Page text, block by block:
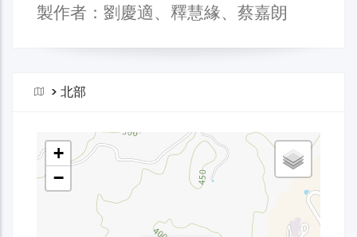
製作者：劉慶適、釋慧緣、蔡嘉朗
> 北部